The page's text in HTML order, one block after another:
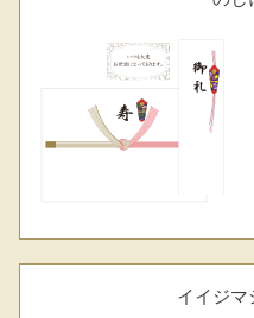
イイジマ